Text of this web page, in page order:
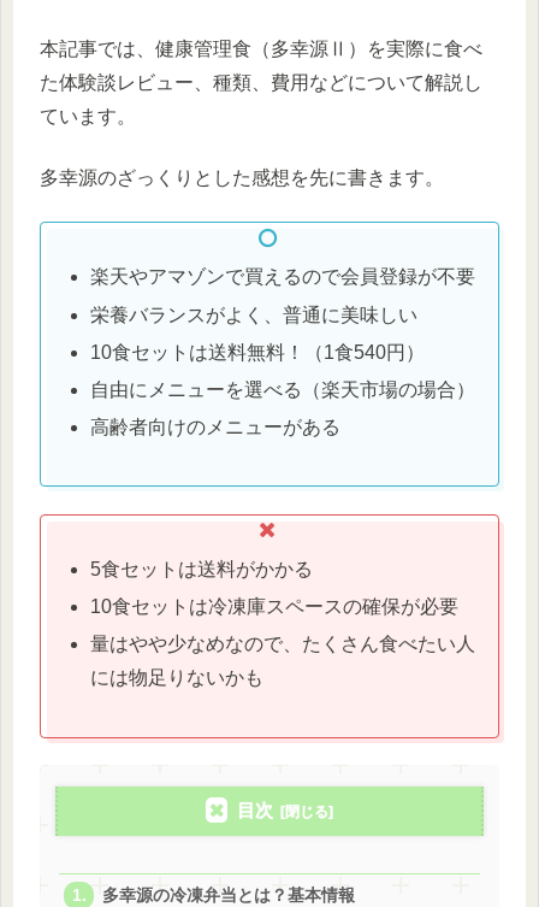
本記事では、健康管理食（多幸源Ⅱ）を実際に食べ
た体験談レビュー、種類、費用などについて解説し
ています。
多幸源のざっくりとした感想を先に書きます。
楽天やアマゾンで買えるので会員登録が不要
栄養バランスがよく、普通に美味しい
10食セットは送料無料！（1食540円）
自由にメニューを選べる（楽天市場の場合）
高齢者向けのメニューがある
5食セットは送料がかかる
10食セットは冷凍庫スペースの確保が必要
量はやや少なめなので、たくさん食べたい人
には物足りないかも
目次
多幸源の冷凍弁当とは？基本情報